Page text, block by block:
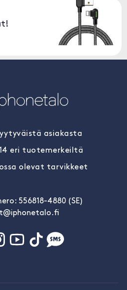
asiakasta
eri tuotemerkeiltä
olevat tarvikkeet
556818-4880 (SE)